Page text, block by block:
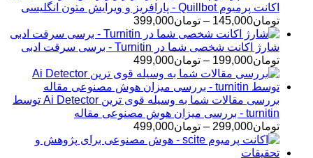
اکانت پرمیوم Quillbot - پارافریز و ویرایش متون انگلیسی
تومان145,000
– تومان399,000محدوده
قیمت:
تومان145,000
تا
تومان399,000
شارژ اکانت شخصی شما در Turnitin - برسی سرقت ادبی
تومان199,000
– تومان499,000محدوده
قیمت:
تومان199,000
تا
تومان499,000
بررسی مقالات شما به وسیله قوی ترین Ai Detector توسط
turnitin - بررسی میزان هوش مصنوعی مقاله
تومان299,000
– تومان499,000محدوده
قیمت: